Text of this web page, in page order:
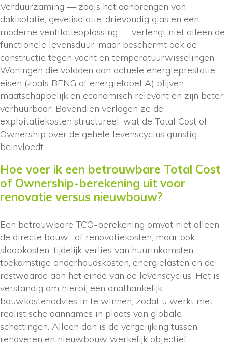
Verduurzaming — zoals het aanbrengen van
dakisolatie, gevelisolatie, drievoudig glas en een
moderne ventilatieoplossing — verlengt niet alleen de
functionele levensduur, maar beschermt ook de
constructie tegen vocht en temperatuurwisselingen.
Woningen die voldoen aan actuele energieprestatie-
eisen (zoals BENG of energielabel A) blijven
maatschappelijk en economisch relevant en zijn beter
verhuurbaar. Bovendien verlagen ze de
exploitatiekosten structureel, wat de Total Cost of
Ownership over de gehele levenscyclus gunstig
beïnvloedt.
Hoe voer ik een betrouwbare Total Cost
of Ownership-berekening uit voor
renovatie versus nieuwbouw?
Een betrouwbare TCO-berekening omvat niet alleen
de directe bouw- of renovatiekosten, maar ook
sloopkosten, tijdelijk verlies van huurinkomsten,
toekomstige onderhoudskosten, energielasten en de
restwaarde aan het einde van de levenscyclus. Het is
verstandig om hierbij een onafhankelijk
bouwkostenadvies in te winnen, zodat u werkt met
realistische aannames in plaats van globale
schattingen. Alleen dan is de vergelijking tussen
renoveren en nieuwbouw werkelijk objectief.